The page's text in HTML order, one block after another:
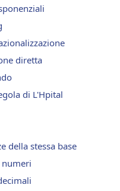
diretta
di L'Hpital
della stessa base
numeri